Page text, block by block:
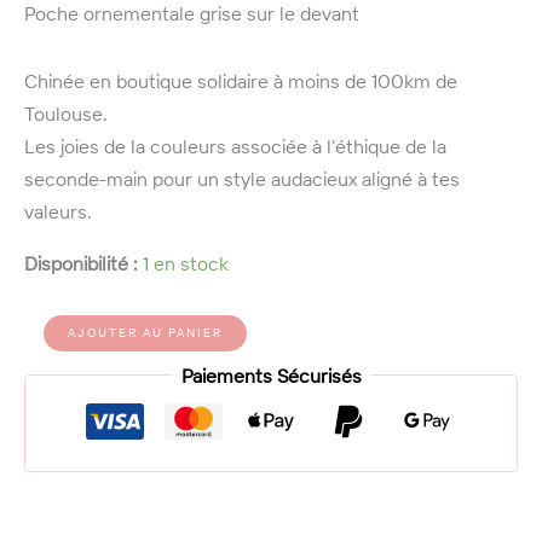
Poche ornementale grise sur le devant
Chinée en boutique solidaire à moins de 100km de
Toulouse.
Les joies de la couleurs associée à l’éthique de la
seconde-main pour un style audacieux aligné à tes
valeurs.
Disponibilité : 1 en stock
quantité
Jupe
pale
AJOUTER AU PANIER
Paiements Sécurisés